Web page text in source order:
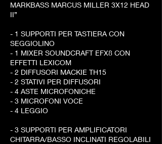
MARKBASS MARCUS MILLER 3X12 HEAD
II”
- 1 SUPPORTI PER TASTIERA CON
SEGGIOLINO
- 1 MIXER SOUNDCRAFT EFX8 CON
EFFETTI LEXICOM
- 2 DIFFUSORI MACKIE TH15
- 2 STATIVI PER DIFFUSORI
- 4 ASTE MICROFONICHE
- 3 MICROFONI VOCE
- 4 LEGGIO
- 3 SUPPORTI PER AMPLIFICATORI
CHITARRA/BASSO INCLINATI REGOLABILI